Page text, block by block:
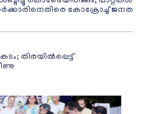
കോക്രോച്ച് ജനത
തിരയിൽപ്പെട്ട്